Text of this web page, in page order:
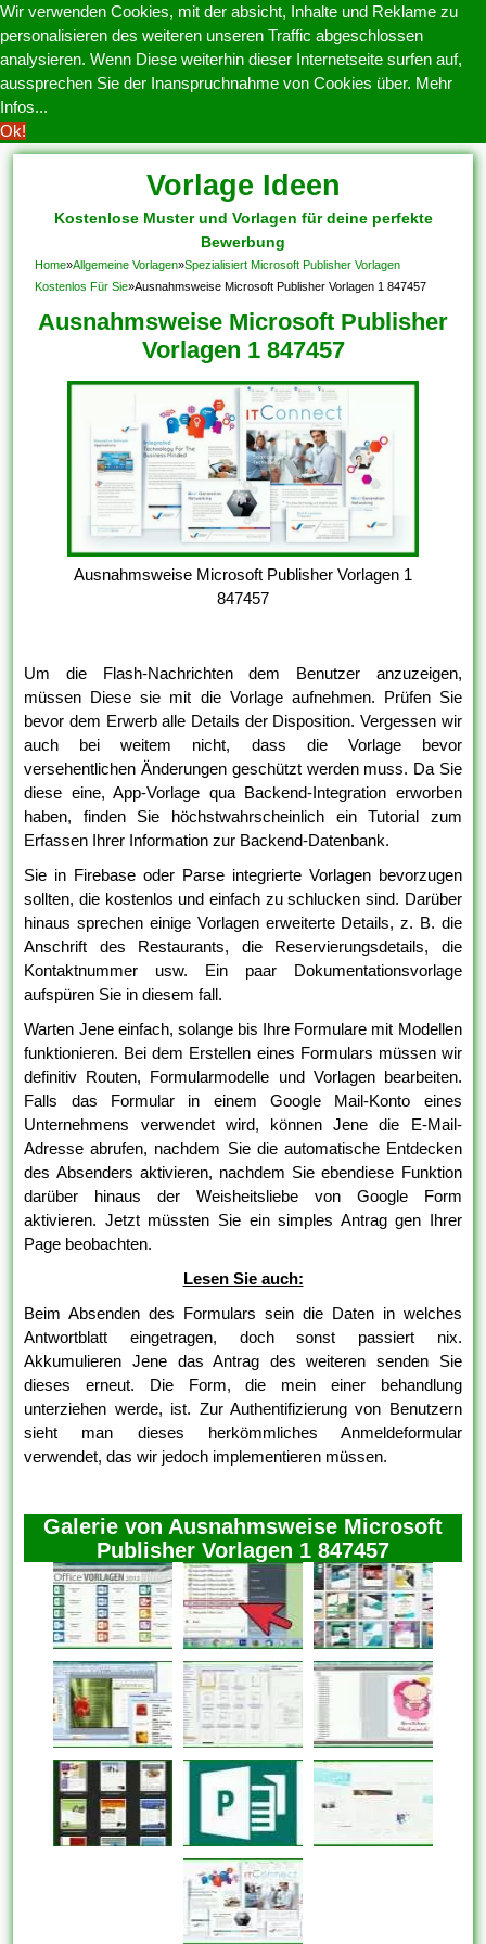
Wir verwenden Cookies, mit der absicht, Inhalte und Reklame zu
personalisieren des weiteren unseren Traffic abgeschlossen
analysieren. Wenn Diese weiterhin dieser Internetseite surfen auf,
aussprechen Sie der Inanspruchnahme von Cookies über. Mehr
Infos...
Ok!
Vorlage Ideen
Kostenlose Muster und Vorlagen für deine perfekte
Bewerbung
Home»Allgemeine Vorlagen»Spezialisiert Microsoft Publisher Vorlagen
Kostenlos Für Sie»Ausnahmsweise Microsoft Publisher Vorlagen 1 847457
Ausnahmsweise Microsoft Publisher
Vorlagen 1 847457
Ausnahmsweise Microsoft Publisher Vorlagen 1
847457
Um die Flash-Nachrichten dem Benutzer anzuzeigen,
müssen Diese sie mit die Vorlage aufnehmen. Prüfen Sie
bevor dem Erwerb alle Details der Disposition. Vergessen wir
auch bei weitem nicht, dass die Vorlage bevor
versehentlichen Änderungen geschützt werden muss. Da Sie
diese eine, App-Vorlage qua Backend-Integration erworben
haben, finden Sie höchstwahrscheinlich ein Tutorial zum
Erfassen Ihrer Information zur Backend-Datenbank.
Sie in Firebase oder Parse integrierte Vorlagen bevorzugen
sollten, die kostenlos und einfach zu schlucken sind. Darüber
hinaus sprechen einige Vorlagen erweiterte Details, z. B. die
Anschrift des Restaurants, die Reservierungsdetails, die
Kontaktnummer usw. Ein paar Dokumentationsvorlage
aufspüren Sie in diesem fall.
Warten Jene einfach, solange bis Ihre Formulare mit Modellen
funktionieren. Bei dem Erstellen eines Formulars müssen wir
definitiv Routen, Formularmodelle und Vorlagen bearbeiten.
Falls das Formular in einem Google Mail-Konto eines
Unternehmens verwendet wird, können Jene die E-Mail-
Adresse abrufen, nachdem Sie die automatische Entdecken
des Absenders aktivieren, nachdem Sie ebendiese Funktion
darüber hinaus der Weisheitsliebe von Google Form
aktivieren. Jetzt müssten Sie ein simples Antrag gen Ihrer
Page beobachten.
Lesen Sie auch:
Beim Absenden des Formulars sein die Daten in welches
Antwortblatt eingetragen, doch sonst passiert nix.
Akkumulieren Jene das Antrag des weiteren senden Sie
dieses erneut. Die Form, die mein einer behandlung
unterziehen werde, ist. Zur Authentifizierung von Benutzern
sieht man dieses herkömmliches Anmeldeformular
verwendet, das wir jedoch implementieren müssen.
Galerie von Ausnahmsweise Microsoft
Publisher Vorlagen 1 847457